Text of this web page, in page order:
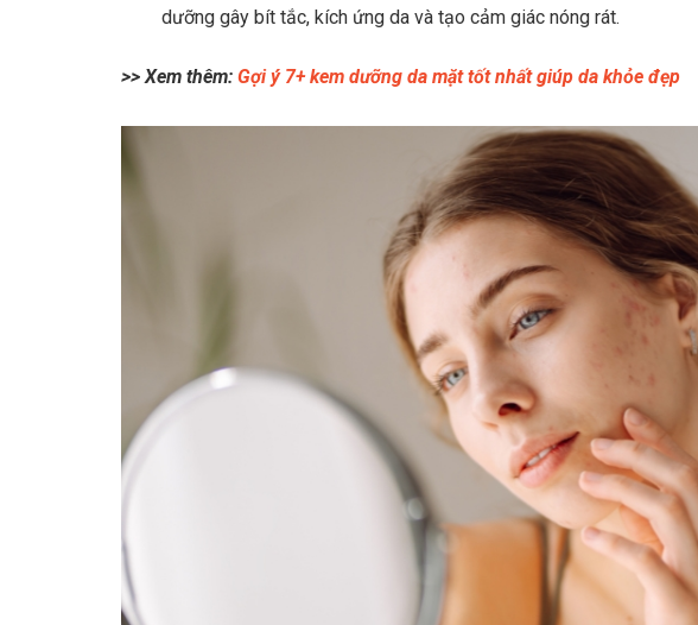
dưỡng gây bít tắc, kích ứng da và tạo cảm giác nóng rát.
>> Xem thêm: Gợi ý 7+ kem dưỡng da mặt tốt nhất giúp da khỏe đẹp